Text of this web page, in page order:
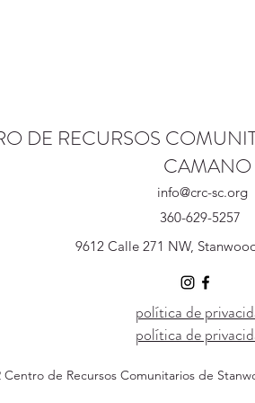
DE RECURSOS
CAMANO
info@crc-sc.org
360-629-5257
9612 Calle 271 NW,
política de
política de
Centro de Recursos Comunitarios de